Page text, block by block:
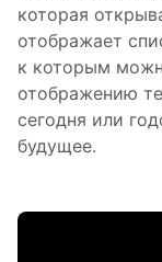
которая
отображает
к которым
отображению
сегодня или
будущее.